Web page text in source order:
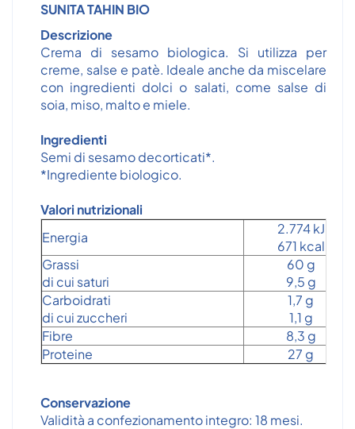
SUNITA TAHIN BIO
Descrizione
Crema di sesamo biologica. Si utilizza per
creme, salse e patè. Ideale anche da miscelare
con ingredienti dolci o salati, come salse di
soia, miso, malto e miele.
Ingredienti
Semi di sesamo decorticati*.
*Ingrediente biologico.
Valori nutrizionali
Energia
2.774 kJ
671 kcal
Grassi
di cui saturi
60 g
9,5 g
Carboidrati
di cui zuccheri
1,7 g
1,1 g
Fibre
8,3 g
Proteine
27 g
Conservazione
Validità a confezionamento integro: 18 mesi.